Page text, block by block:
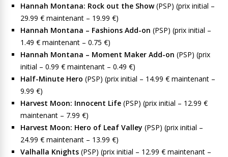
Hannah Montana: Rock out the Show(PSP) (prix initial –
29.99 € maintenant – 19.99 €)
Hannah Montana – Fashions Add-on (PSP) (prix initial –
1.49 € maintenant – 0.75 €)
Hannah Montana – Moment Maker Add-on (PSP) (prix
initial – 0.99 € maintenant – 0.49 €)
Half-Minute Hero (PSP) (prix initial – 14.99 € maintenant –
9.99 €)
Harvest Moon: Innocent Life (PSP) (prix initial – 12.99 €
maintenant – 7.99 €)
Harvest Moon: Hero of Leaf Valley (PSP) (prix initial –
24.99 € maintenant – 13.99 €)
Valhalla Knights (PSP) (prix initial – 12.99 € maintenant –